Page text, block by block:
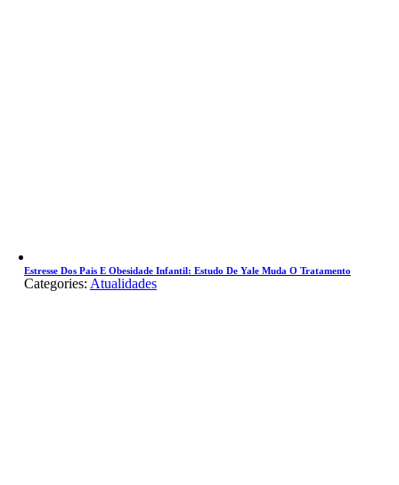
Estresse Dos Pais E Obesidade Infantil: Estudo De Yale Muda O Tratamento
Categories: Atualidades